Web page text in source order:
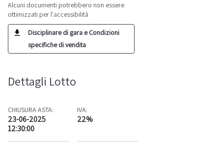
Alcuni documenti potrebbero non essere
ottimizzati per l'accessibilità
Disciplinare di gara e Condizioni
specifiche di vendita
Dettagli Lotto
CHIUSURA ASTA:
23-06-2025
12:30:00
IVA:
22%